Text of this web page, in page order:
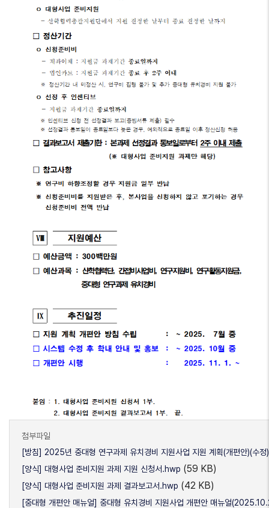
첨부파일
[방침] 2025년 중대형 연구과제 유치경비 지원사업 지원 계획(개편안)(수
[양식] 대형사업 준비지원 과제 지원 신청서.hwp (59 KB)
[양식] 대형사업 준비지원 과제 결과보고서.hwp (42 KB)
[중대형 개편안 매뉴얼] 중대형 유치경비 지원사업 개편안 매뉴얼